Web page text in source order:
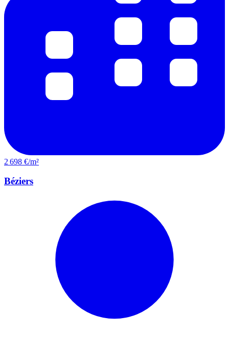
2 698 €/m²
Béziers